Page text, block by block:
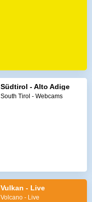
Südtirol - Alto Adige
South Tirol - Webcams
Vulkan - Live
Volcano - Live